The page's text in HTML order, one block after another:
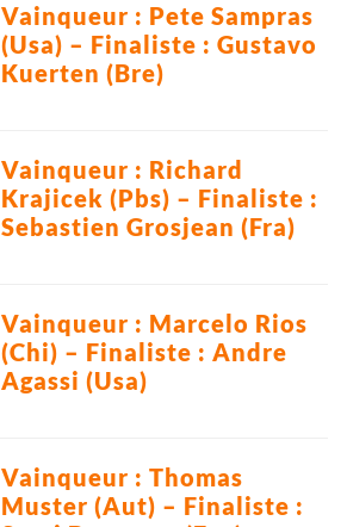
Vainqueur : Pete Sampras
(Usa) – Finaliste : Gustavo
Kuerten (Bre)
Vainqueur : Richard
Krajicek (Pbs) – Finaliste :
Sebastien Grosjean (Fra)
Vainqueur : Marcelo Rios
(Chi) – Finaliste : Andre
Agassi (Usa)
Vainqueur : Thomas
Muster (Aut) – Finaliste :